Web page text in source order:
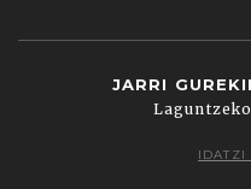
JARRI
IDATZI